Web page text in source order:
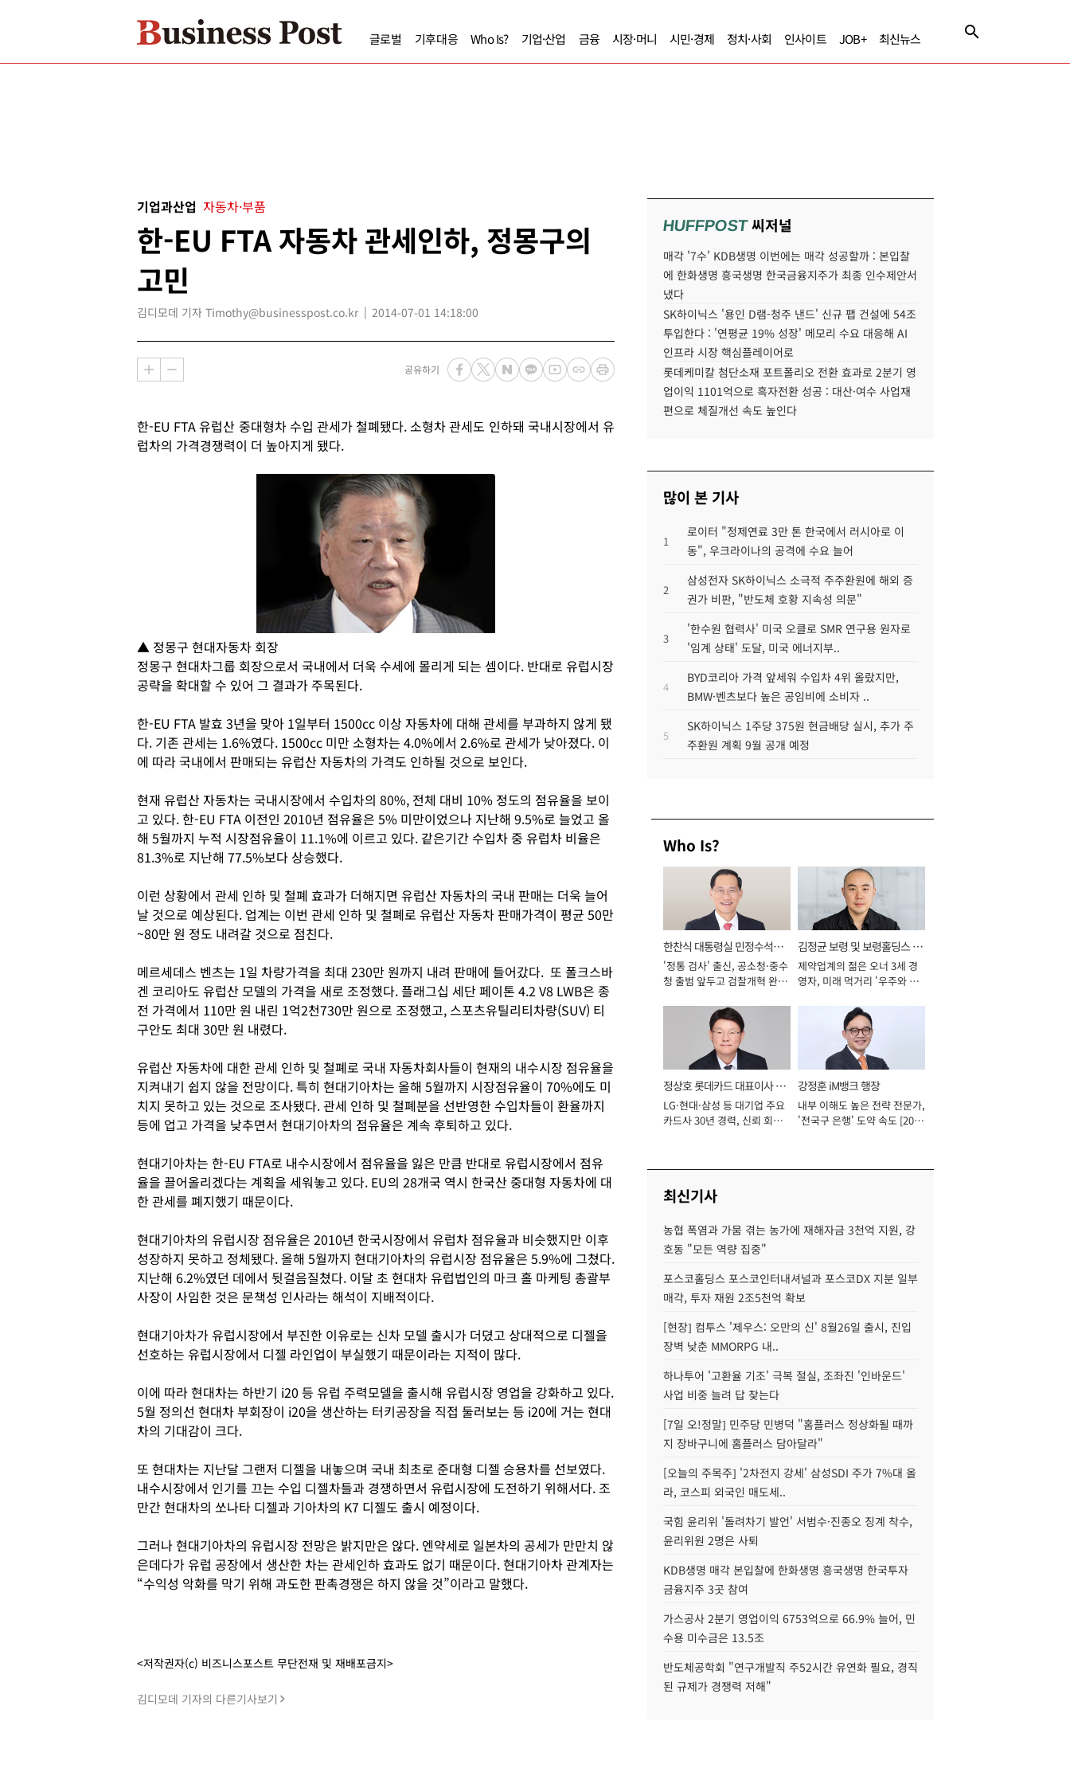
글로벌 기후대응 Who Is? 기업·산업 금융 시장·머니 시민·경제 정치·사회 인사이트 JOB+ 최신뉴스
기업과산업 자동차·부품
한-EU FTA 자동차 관세인하, 정몽구의
고민
김디모데 기자 Timothy@businesspost.co.kr 2014-07-01 14:18:00
공유하기
한-EU FTA 유럽산 중대형차 수입 관세가 철폐됐다. 소형차 관세도 인하돼 국내시장에서 유
럽차의 가격경쟁력이 더 높아지게 됐다.
▲ 정몽구 현대자동차 회장
정몽구 현대차그룹 회장으로서 국내에서 더욱 수세에 몰리게 되는 셈이다. 반대로 유럽시장
공략을 확대할 수 있어 그 결과가 주목된다.
한-EU FTA 발효 3년을 맞아 1일부터 1500cc 이상 자동차에 대해 관세를 부과하지 않게 됐
다. 기존 관세는 1.6%였다. 1500cc 미만 소형차는 4.0%에서 2.6%로 관세가 낮아졌다. 이
에 따라 국내에서 판매되는 유럽산 자동차의 가격도 인하될 것으로 보인다.
현재 유럽산 자동차는 국내시장에서 수입차의 80%, 전체 대비 10% 정도의 점유율을 보이
고 있다. 한-EU FTA 이전인 2010년 점유율은 5% 미만이었으나 지난해 9.5%로 늘었고 올
해 5월까지 누적 시장점유율이 11.1%에 이르고 있다. 같은기간 수입차 중 유럽차 비율은
81.3%로 지난해 77.5%보다 상승했다.
이런 상황에서 관세 인하 및 철폐 효과가 더해지면 유럽산 자동차의 국내 판매는 더욱 늘어
날 것으로 예상된다. 업계는 이번 관세 인하 및 철폐로 유럽산 자동차 판매가격이 평균 50만
~80만 원 정도 내려갈 것으로 점친다.
메르세데스 벤츠는 1일 차량가격을 최대 230만 원까지 내려 판매에 들어갔다. 또 폴크스바
겐 코리아도 유럽산 모델의 가격을 새로 조정했다. 플래그십 세단 페이톤 4.2 V8 LWB은 종
전 가격에서 110만 원 내린 1억2천730만 원으로 조정했고, 스포츠유틸리티차량(SUV) 티
구안도 최대 30만 원 내렸다.
유럽산 자동차에 대한 관세 인하 및 철폐로 국내 자동차회사들이 현재의 내수시장 점유율을
지켜내기 쉽지 않을 전망이다. 특히 현대기아차는 올해 5월까지 시장점유율이 70%에도 미
치지 못하고 있는 것으로 조사됐다. 관세 인하 및 철폐분을 선반영한 수입차들이 환율까지
등에 업고 가격을 낮추면서 현대기아차의 점유율은 계속 후퇴하고 있다.
현대기아차는 한-EU FTA로 내수시장에서 점유율을 잃은 만큼 반대로 유럽시장에서 점유
율을 끌어올리겠다는 계획을 세워놓고 있다. EU의 28개국 역시 한국산 중대형 자동차에 대
한 관세를 폐지했기 때문이다.
현대기아차의 유럽시장 점유율은 2010년 한국시장에서 유럽차 점유율과 비슷했지만 이후
성장하지 못하고 정체됐다. 올해 5월까지 현대기아차의 유럽시장 점유율은 5.9%에 그쳤다.
지난해 6.2%였던 데에서 뒷걸음질쳤다. 이달 초 현대차 유럽법인의 마크 홀 마케팅 총괄부
사장이 사임한 것은 문책성 인사라는 해석이 지배적이다.
현대기아차가 유럽시장에서 부진한 이유로는 신차 모델 출시가 더뎠고 상대적으로 디젤을
선호하는 유럽시장에서 디젤 라인업이 부실했기 때문이라는 지적이 많다.
이에 따라 현대차는 하반기 i20 등 유럽 주력모델을 출시해 유럽시장 영업을 강화하고 있다.
5월 정의선 현대차 부회장이 i20을 생산하는 터키공장을 직접 둘러보는 등 i20에 거는 현대
차의 기대감이 크다.
또 현대차는 지난달 그랜저 디젤을 내놓으며 국내 최초로 준대형 디젤 승용차를 선보였다.
내수시장에서 인기를 끄는 수입 디젤차들과 경쟁하면서 유럽시장에 도전하기 위해서다. 조
만간 현대차의 쏘나타 디젤과 기아차의 K7 디젤도 출시 예정이다.
그러나 현대기아차의 유럽시장 전망은 밝지만은 않다. 엔약세로 일본차의 공세가 만만치 않
은데다가 유럽 공장에서 생산한 차는 관세인하 효과도 없기 때문이다. 현대기아차 관계자는
“수익성 악화를 막기 위해 과도한 판촉경쟁은 하지 않을 것”이라고 말했다.
<저작권자(c) 비즈니스포스트 무단전재 및 재배포금지>
김디모데 기자의 다른기사보기
HUFFPOST씨저널
매각 '7수' KDB생명 이번에는 매각 성공할까 : 본입찰
에 한화생명 흥국생명 한국금융지주가 최종 인수제안서
냈다
SK하이닉스 '용인 D램-청주 낸드' 신규 팹 건설에 54조
투입한다 : '연평균 19% 성장' 메모리 수요 대응해 AI
인프라 시장 핵심플레이어로
롯데케미칼 첨단소재 포트폴리오 전환 효과로 2분기 영
업이익 1101억으로 흑자전환 성공 : 대산·여수 사업재
편으로 체질개선 속도 높인다
많이 본 기사
1
로이터 "정제연료 3만 톤 한국에서 러시아로 이
동", 우크라이나의 공격에 수요 늘어
2
삼성전자 SK하이닉스 소극적 주주환원에 해외 증
권가 비판, "반도체 호황 지속성 의문"
3
'한수원 협력사' 미국 오클로 SMR 연구용 원자로
'임계 상태' 도달, 미국 에너지부..
4
BYD코리아 가격 앞세워 수입차 4위 올랐지만,
BMW·벤츠보다 높은 공임비에 소비자 ..
5
SK하이닉스 1주당 375원 현금배당 실시, 추가 주
주환원 계획 9월 공개 예정
Who Is?
한찬식 대통령실 민정수석비
서관
'정통 검사' 출신, 공소청·중수
청 출범 앞두고 검찰개혁 완수
김정균 보령 및 보령홀딩스 대
표이사 사장
제약업계의 젊은 오너 3세 경
영자, 미래 먹거리 '우주와 헬
정상호 롯데카드 대표이사 사
장
LG·현대·삼성 등 대기업 주요
카드사 30년 경력, 신뢰 회복
강정훈 iM뱅크 행장
내부 이해도 높은 전략 전문가,
'전국구 은행' 도약 속도 [2026
최신기사
농협 폭염과 가뭄 겪는 농가에 재해자금 3천억 지원, 강
호동 "모든 역량 집중"
포스코홀딩스 포스코인터내셔널과 포스코DX 지분 일부
매각, 투자 재원 2조5천억 확보
[현장] 컴투스 '제우스: 오만의 신' 8월26일 출시, 진입
장벽 낮춘 MMORPG 내..
하나투어 '고환율 기조' 극복 절실, 조좌진 '인바운드'
사업 비중 늘려 답 찾는다
[7일 오!정말] 민주당 민병덕 "홈플러스 정상화될 때까
지 장바구니에 홈플러스 담아달라"
[오늘의 주목주] '2차전지 강세' 삼성SDI 주가 7%대 올
라, 코스피 외국인 매도세..
국힘 윤리위 '돌려차기 발언' 서범수·진종오 징계 착수,
윤리위원 2명은 사퇴
KDB생명 매각 본입찰에 한화생명 흥국생명 한국투자
금융지주 3곳 참여
가스공사 2분기 영업이익 6753억으로 66.9% 늘어, 민
수용 미수금은 13.5조
반도체공학회 "연구개발직 주52시간 유연화 필요, 경직
된 규제가 경쟁력 저해"